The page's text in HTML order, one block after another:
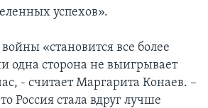
успехов».
«становится все более
одна сторона не выигрывает
- считает Маргарита Конаев. –
Россия стала вдруг лучше